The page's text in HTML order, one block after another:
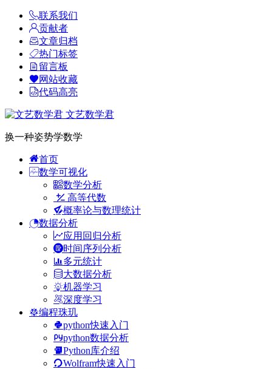
联系我们
贡献者
文章归档
热门标签
留言板
网站收藏
代码高亮
文艺数学君
换一种姿势学数学
首页
数学可视化
数学分析
高等代数
概率论与数理统计
数据分析
应用回归分析
时间序列分析
多元统计
大数据分析
机器学习
深度学习
编程珠玑
python快速入门
python数据分析
Python库介绍
Wolfram快速入门